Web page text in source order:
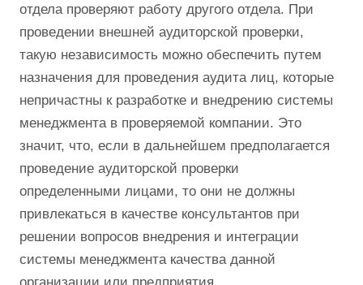
отдела проверяют работу другого отдела. При
проведении внешней аудиторской проверки,
такую независимость можно обеспечить путем
назначения для проведения аудита лиц, которые
непричастны к разработке и внедрению системы
менеджмента в проверяемой компании. Это
значит, что, если в дальнейшем предполагается
проведение аудиторской проверки
определенными лицами, то они не должны
привлекаться в качестве консультантов при
решении вопросов внедрения и интеграции
системы менеджмента качества данной
организации или предприятия.